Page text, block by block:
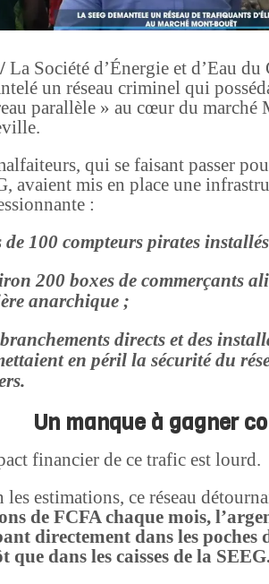
La Société d’Énergie et d’Eau
un réseau criminel qui
parallèle » au cœur du marché
qui se faisant passer
avaient mis en place une
:
de 100 compteurs pirates
200 boxes de commerçants
anarchique ;
directs et des
en péril la sécurité du
Un manque à gagner
financier de ce trafic est lourd.
les estimations, ce réseau
de FCFA chaque mois,
directement dans les poches
que dans les caisses de la